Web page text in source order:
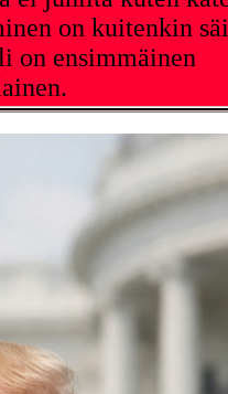
on kuitenkin
on ensimmäinen